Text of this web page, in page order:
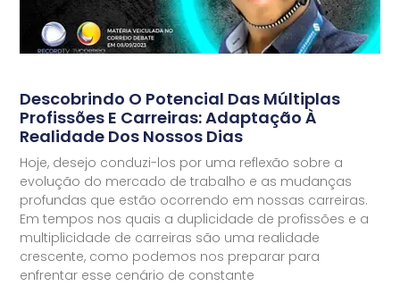
Descobrindo O Potencial Das Múltiplas
Profissões E Carreiras: Adaptação À
Realidade Dos Nossos Dias
Hoje, desejo conduzi-los por uma reflexão sobre a
evolução do mercado de trabalho e as mudanças
profundas que estão ocorrendo em nossas carreiras.
Em tempos nos quais a duplicidade de profissões e a
multiplicidade de carreiras são uma realidade
crescente, como podemos nos preparar para
enfrentar esse cenário de constante